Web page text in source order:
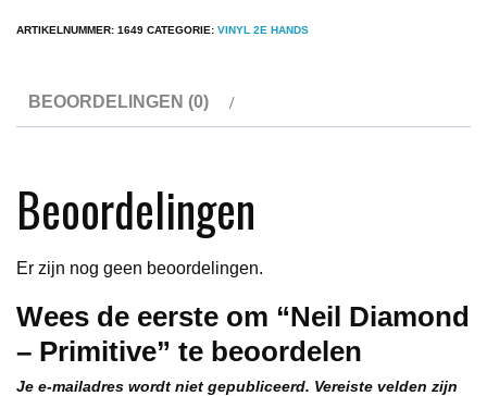
ARTIKELNUMMER: 1649 CATEGORIE: VINYL 2E HANDS
BEOORDELINGEN (0)
Beoordelingen
Er zijn nog geen beoordelingen.
Wees de eerste om “Neil Diamond
– Primitive” te beoordelen
Je e-mailadres wordt niet gepubliceerd. Vereiste velden zijn